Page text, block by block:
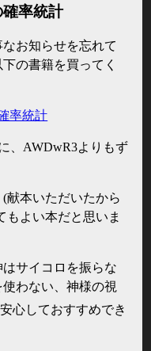
率統計
お知らせを忘れて
の書籍を買ってく
率統計
、AWDwR3よりもず
献本いただいたから
もよい本だと思いま
サイコロを振らな
わない、神様の視
心しておすすめでき